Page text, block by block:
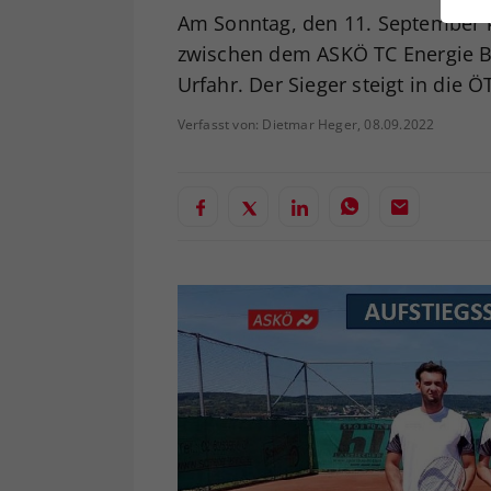
Am Sonntag, den 11.
zwischen dem ASKÖ TC Energie
Urfahr. Der Sieger steigt in die
Verfasst von: Dietmar Heger, 08.09.2022